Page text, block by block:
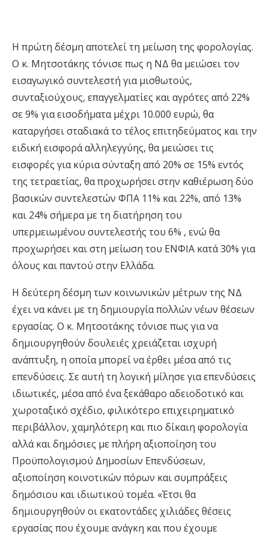
Η πρώτη δέσμη αποτελεί τη μείωση της φορολογίας.
Ο κ. Μητσοτάκης τόνισε πως η ΝΔ θα μειώσει τον
εισαγωγικό συντελεστή για μισθωτούς,
συνταξιούχους, επαγγελματίες και αγρότες από 22%
σε 9% για εισοδήματα μέχρι 10.000 ευρώ, θα
καταργήσει σταδιακά το τέλος επιτηδεύματος και την
ειδική εισφορά αλληλεγγύης, θα μειώσει τις
εισφορές για κύρια σύνταξη από 20% σε 15% εντός
της τετραετίας, θα προχωρήσει στην καθιέρωση δύο
βασικών συντελεστών ΦΠΑ 11% και 22%, από 13%
και 24% σήμερα με τη διατήρηση του
υπερμειωμένου συντελεστής του 6% , ενώ θα
προχωρήσει και στη μείωση του ΕΝΦΙΑ κατά 30% για
όλους και παντού στην Ελλάδα.
Η δεύτερη δέσμη των κοινωνικών μέτρων της ΝΔ
έχει να κάνει με τη δημιουργία πολλών νέων θέσεων
εργασίας. Ο κ. Μητσοτάκης τόνισε πως για να
δημιουργηθούν δουλειές χρειάζεται ισχυρή
ανάπτυξη, η οποία μπορεί να έρθει μέσα από τις
επενδύσεις. Σε αυτή τη λογική μίλησε για επενδύσεις
ιδιωτικές, μέσα από ένα ξεκάθαρο αδειοδοτικό και
χωροταξικό σχέδιο, φιλικότερο επιχειρηματικό
περιβάλλον, χαμηλότερη και πιο δίκαιη φορολογία
αλλά και δημόσιες με πλήρη αξιοποίηση του
Προϋπολογισμού Δημοσίων Επενδύσεων,
αξιοποίηση κοινοτικών πόρων και συμπράξεις
δημόσιου και ιδιωτικού τομέα. «Έτσι θα
δημιουργηθούν οι εκατοντάδες χιλιάδες θέσεις
εργασίας που έχουμε ανάγκη και που έχουμε